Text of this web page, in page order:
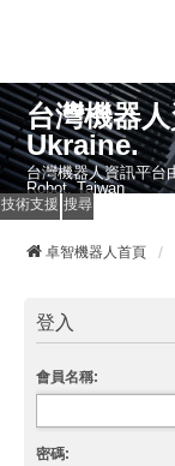
台灣機器
Ukraine.
台灣機器人資訊平台
Robot, Taiwan
技術支援 搜尋
卓智機器人首頁
登入
會員名稱:
密碼: